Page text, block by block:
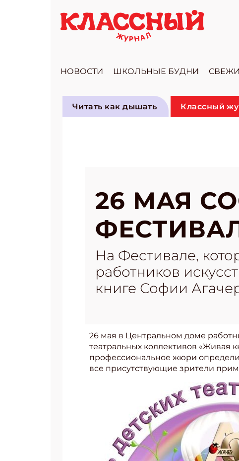
НОВОСТИ ШКОЛЬНЫЕ БУДНИ
Читать как дышать Классный
26 МАЯ
На Фестивале,
работников
книге Софии
26 мая в Центральном доме
театральных коллективов «Живая
профессиональное жюри
все присутствующие зрители